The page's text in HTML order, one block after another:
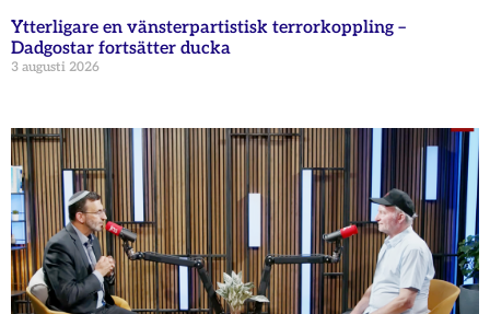
Ytterligare en vänsterpartistisk terrorkoppling –
Dadgostar fortsätter ducka
3 augusti 2026